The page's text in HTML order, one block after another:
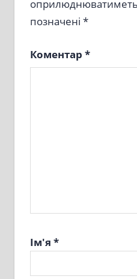
позначені *
Коментар *
Ім'я *